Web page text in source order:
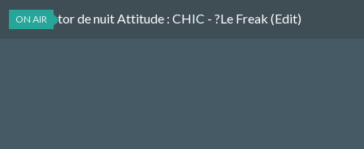
ON AIR
Le collector de nuit Attitude : CHIC - ?Le Freak (Edit)